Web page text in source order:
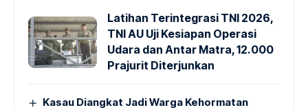
Latihan Terintegrasi TNI 2026,
TNI AU Uji Kesiapan Operasi
Udara dan Antar Matra, 12.000
Prajurit Diterjunkan
Kasau Diangkat Jadi Warga Kehormatan